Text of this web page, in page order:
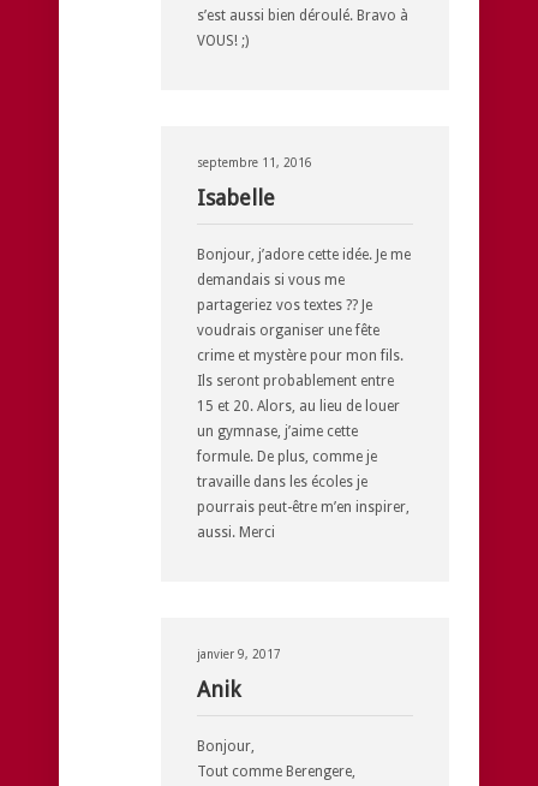
s’est aussi bien déroulé. Bravo à
VOUS! ;)
septembre 11, 2016
Isabelle
Bonjour, j’adore cette idée. Je me
demandais si vous me
partageriez vos textes ?? Je
voudrais organiser une fête
crime et mystère pour mon fils.
Ils seront probablement entre
15 et 20. Alors, au lieu de louer
un gymnase, j’aime cette
formule. De plus, comme je
travaille dans les écoles je
pourrais peut-être m’en inspirer,
aussi. Merci
janvier 9, 2017
Anik
Bonjour,
Tout comme Berengere,